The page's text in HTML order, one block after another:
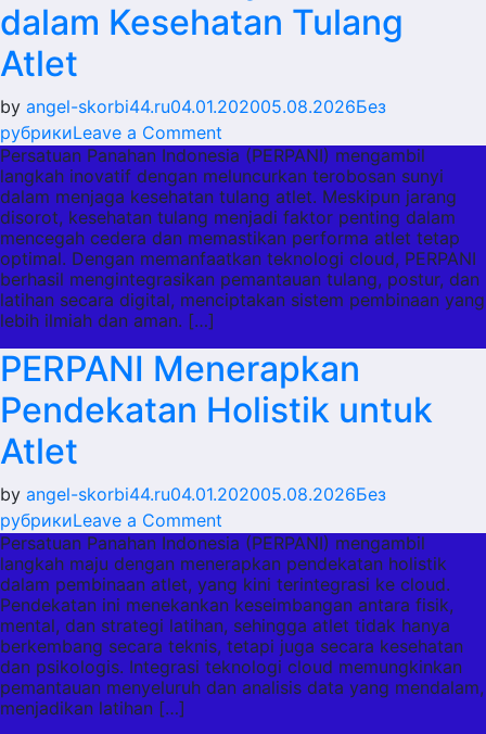
dalam Kesehatan Tulang
Atlet
by angel-skorbi44.ru04.01.202005.08.2026Без
рубрикиLeave a Comment
Terobosan
Sunyi
PERPANI
dalam
Kesehatan
Tulang
Atlet
Persatuan Panahan Indonesia (PERPANI) mengambil
langkah inovatif dengan meluncurkan terobosan sunyi
dalam menjaga kesehatan tulang atlet. Meskipun jarang
disorot, kesehatan tulang menjadi faktor penting dalam
mencegah cedera dan memastikan performa atlet tetap
optimal. Dengan memanfaatkan teknologi cloud, PERPANI
berhasil mengintegrasikan pemantauan tulang, postur, dan
latihan secara digital, menciptakan sistem pembinaan yang
lebih ilmiah dan aman. […]
PERPANI Menerapkan
Pendekatan Holistik untuk
Atlet
by angel-skorbi44.ru04.01.202005.08.2026Без
рубрикиLeave a Comment
PERPANI
Menerapkan
Pendekatan
Holistik
untuk
Atlet
Persatuan Panahan Indonesia (PERPANI) mengambil
langkah maju dengan menerapkan pendekatan holistik
dalam pembinaan atlet, yang kini terintegrasi ke cloud.
Pendekatan ini menekankan keseimbangan antara fisik,
mental, dan strategi latihan, sehingga atlet tidak hanya
berkembang secara teknis, tetapi juga secara kesehatan
dan psikologis. Integrasi teknologi cloud memungkinkan
pemantauan menyeluruh dan analisis data yang mendalam,
menjadikan latihan […]